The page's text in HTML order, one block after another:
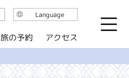
旅の予約 アクセス
Language
English
简体中文